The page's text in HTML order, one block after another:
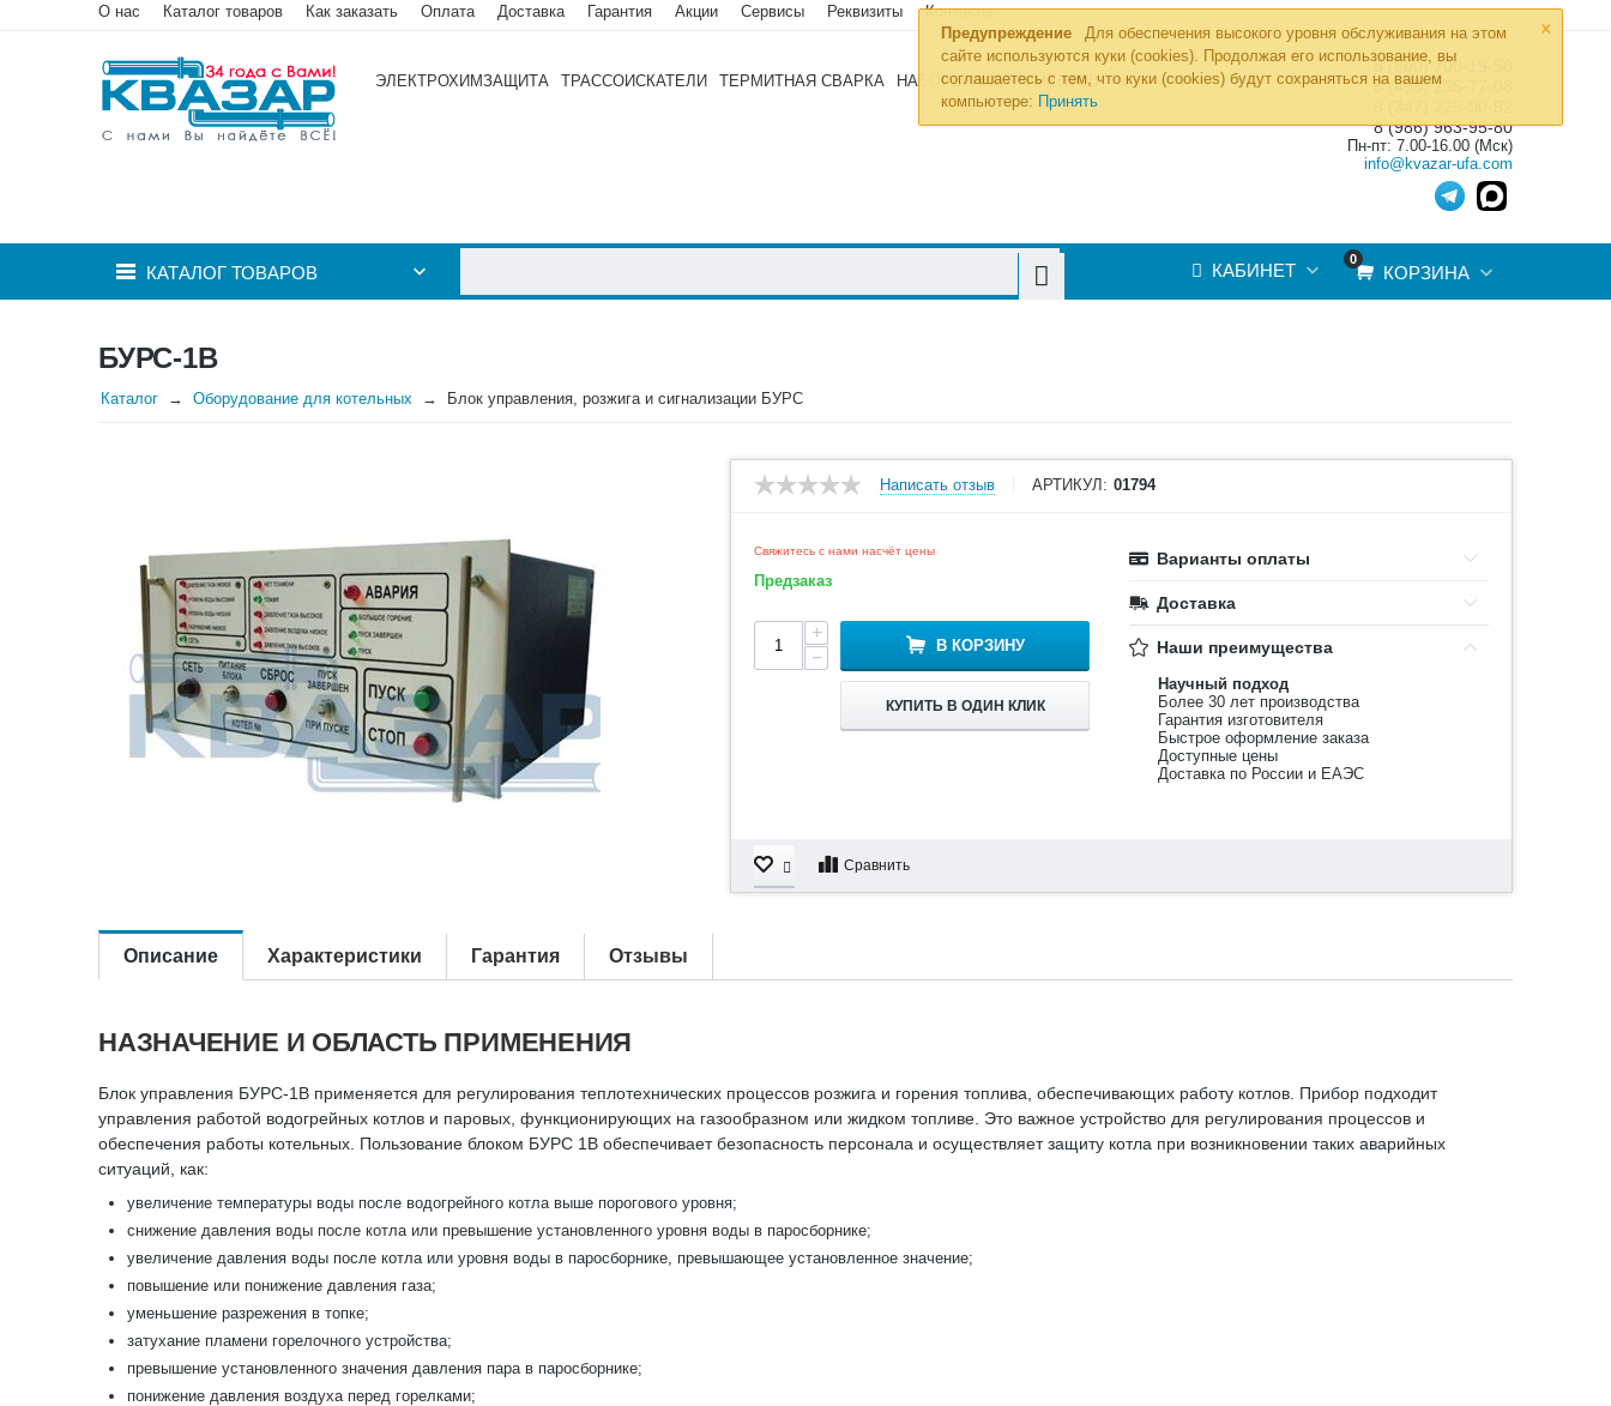
×
Предупреждение
Для обеспечения высокого уровня обслуживания на этом
сайте используются куки (cookies). Продолжая его использование, вы
соглашаетесь с тем, что куки (cookies) будут сохраняться на вашем
компьютере: Принять
О нас Каталог товаров Как заказать Оплата Доставка Гарантия Акции Сервисы Реквизиты Контакты
ЭЛЕКТРОХИМЗАЩИТА ТРАССОИСКАТЕЛИ ТЕРМИТНАЯ СВАРКА НАБОРЫ ИНСТРУМЕНТОВ »
8 (800) 700-19-50
8 (495) 255-77-08
8 (986) 963-95-80
Пн-пт: 7.00-16.00 (Мск)
info@kvazar-ufa.com
КАТАЛОГ ТОВАРОВ
0
КОРЗИНА
КАБИНЕТ
БУРС-1В
Каталог Оборудование для котельных Блок управления, розжига и сигнализации БУРС
Написать отзыв АРТИКУЛ: 01794
Свяжитесь с нами насчёт цены
Предзаказ
+
−
В КОРЗИНУ
КУПИТЬ В ОДИН КЛИК
Варианты оплаты
Доставка
Наши преимущества
Научный подход
Более 30 лет производства
Гарантия изготовителя
Быстрое оформление заказа
Доступные цены
Доставка по России и ЕАЭС
Сравнить
Описание Характеристики Гарантия Отзывы
НАЗНАЧЕНИЕ И ОБЛАСТЬ ПРИМЕНЕНИЯ
Блок управления БУРС-1В применяется для регулирования теплотехнических процессов розжига и горения топлива, обеспечивающих работу котлов. Прибор подходит
управления работой водогрейных котлов и паровых, функционирующих на газообразном или жидком топливе. Это важное устройство для регулирования процессов и
обеспечения работы котельных. Пользование блоком БУРС 1В обеспечивает безопасность персонала и осуществляет защиту котла при возникновении таких аварийных
ситуаций, как:
увеличение температуры воды после водогрейного котла выше порогового уровня;
снижение давления воды после котла или превышение установленного уровня воды в паросборнике;
увеличение давления воды после котла или уровня воды в паросборнике, превышающее установленное значение;
повышение или понижение давления газа;
уменьшение разрежения в топке;
затухание пламени горелочного устройства;
превышение установленного значения давления пара в паросборнике;
понижение давления воздуха перед горелками;